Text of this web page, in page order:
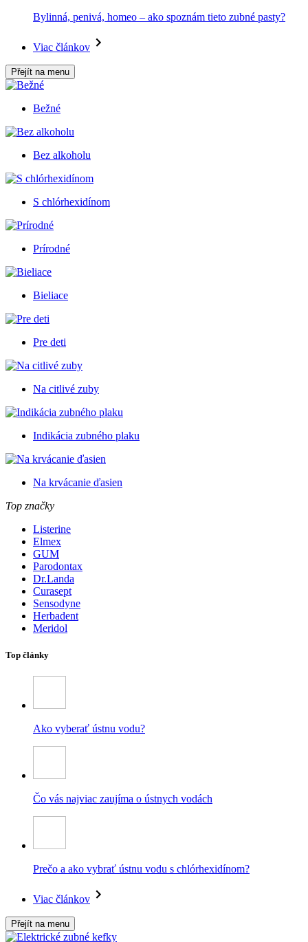
Bylinná, penivá, homeo – ako spoznám tieto zubné pasty?
Viac článkov
Přejít na menu
Bežné
Bez alkoholu
S chlórhexidínom
Prírodné
Bieliace
Pre deti
Na citlivé zuby
Indikácia zubného plaku
Na krvácanie ďasien
Top značky
Listerine
Elmex
GUM
Parodontax
Dr.Landa
Curasept
Sensodyne
Herbadent
Meridol
Top články
Ako vyberať ústnu vodu?
Čo vás najviac zaujíma o ústnych vodách
Prečo a ako vybrať ústnu vodu s chlórhexidínom?
Viac článkov
Přejít na menu